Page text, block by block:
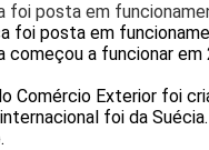
foi posta em
foi posta em
começou a funcionar em
Comércio Exterior foi
foi da